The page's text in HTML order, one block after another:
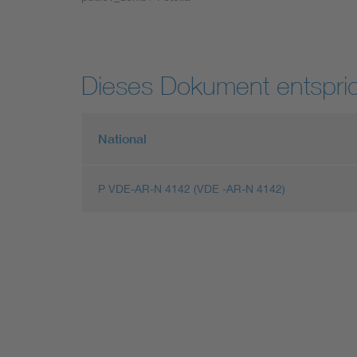
Dieses Dokument
National
P VDE-AR-N 4142 (VDE -AR-N 4142)